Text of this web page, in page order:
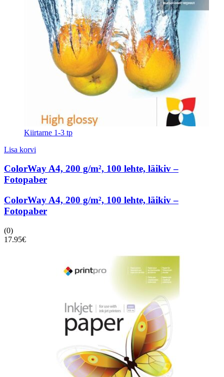
Kiirtarne 1-3 tp
Lisa korvi
ColorWay A4, 200 g/m², 100 lehte, läikiv –
Fotopaber
ColorWay A4, 200 g/m², 100 lehte, läikiv –
Fotopaber
(0)
17.95€